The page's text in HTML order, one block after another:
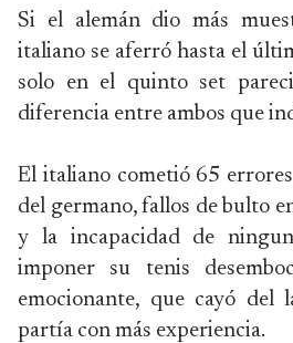
Si el alemán dio más
italiano se aferró hasta el
solo en el quinto set
diferencia entre ambos que
El italiano cometió 65
del germano, fallos de bulto
y la incapacidad de
imponer su tenis
emocionante, que cayó del
partía con más experiencia.